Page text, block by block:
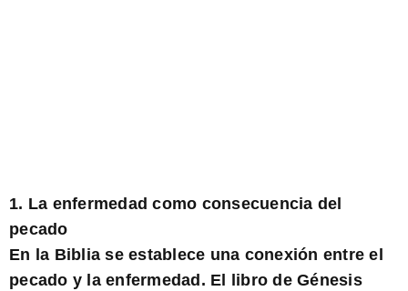
1. La enfermedad como consecuencia del
pecado
En la Biblia se establece una conexión entre el
pecado y la enfermedad. El libro de Génesis